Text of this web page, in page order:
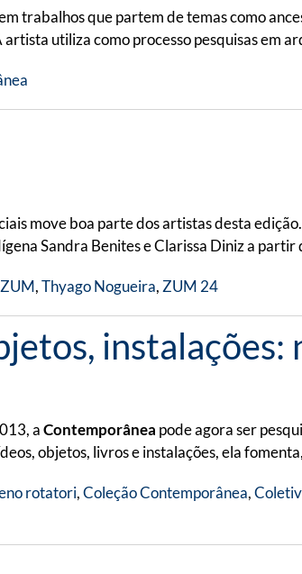
trabalhos que partem de temas como
utiliza como processo pesquisas em
move boa parte dos artistas desta
Sandra Benites e Clarissa Diniz a
,Thyago Nogueira, ZUM 24
aContemporânea pode agora ser
objetos, livros e instalações, ela
rotatori,Coleção Contemporânea,